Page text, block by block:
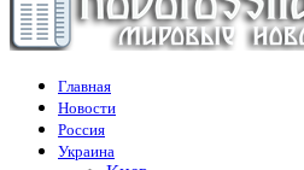
Главная
Новости
Россия
Украина